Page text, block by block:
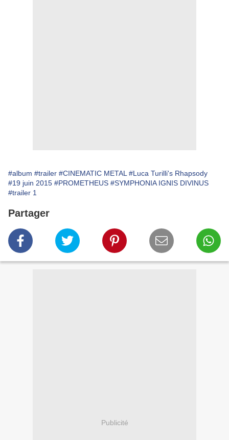
#album #trailer #CINEMATIC METAL #Luca Turilli's Rhapsody
#19 juin 2015 #PROMETHEUS #SYMPHONIA IGNIS DIVINUS
#trailer 1
Partager
Publicité